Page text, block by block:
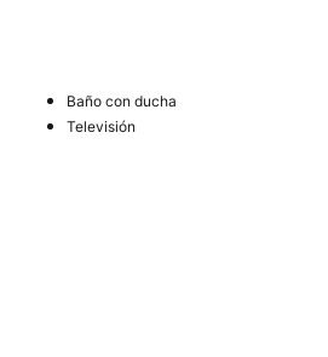
Baño con ducha
Televisión